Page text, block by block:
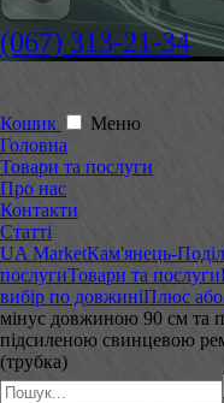
(067) 313-21-34
Кошик
Меню
Головна
Товари та послуги
Про нас
Контакти
Статті
UA MarketКам'янець-
послугиТовари та послуги
вибір по довжиніПлюс або
мінус довжиною 90 см та
підсиленою свинцевою
(трубка)